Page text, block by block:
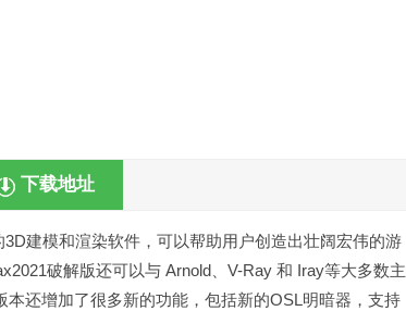
下载地址
建模和渲染软件，可以帮助用户创造出壮阔宏伟的游
破解版还可以与 Arnold、V-Ray 和 Iray等大多数主
还增加了很多新的功能，包括新的OSL明暗器，支持